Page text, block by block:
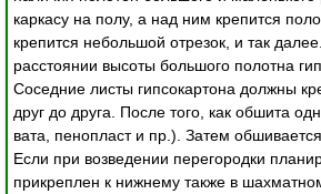
каркасу на полу, а над ним крепится
крепится небольшой отрезок, и так
расстоянии высоты большого полотна
Соседние листы гипсокартона должны
друг до друга. После того, как обшита
вата, пенопласт и пр.). Затем
Если при возведении перегородки
прикреплен к нижнему также в